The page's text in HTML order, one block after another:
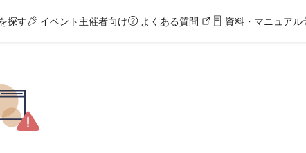
探す イベント主催者向け よくある質問 資料・マニュアル